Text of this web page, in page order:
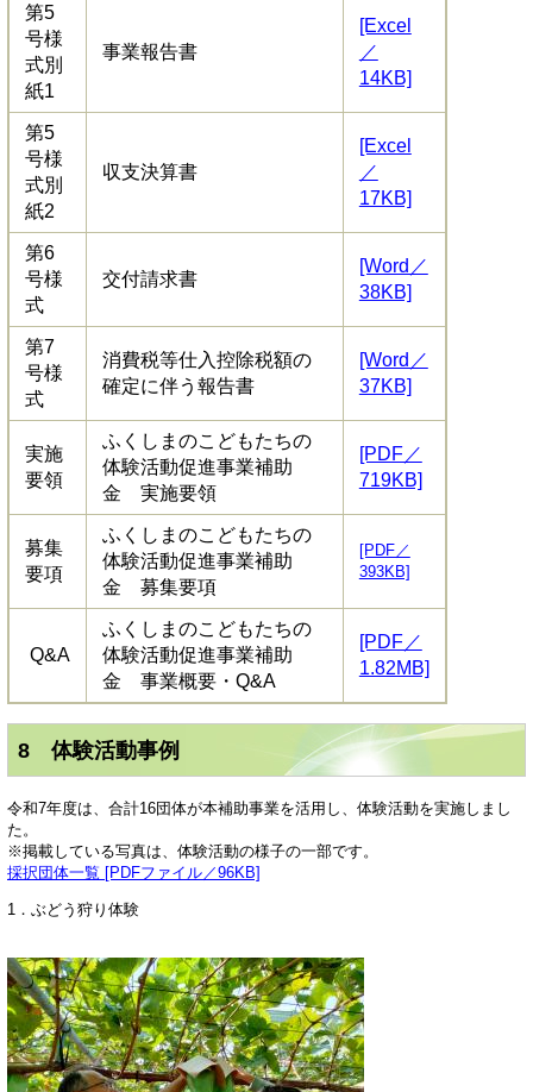
第5
号様
式別
紙1
事業報告書
[Excel
／
14KB]
第5
号様
式別
紙2
収支決算書
[Excel
／
17KB]
第6
号様
式
交付請求書
[Word／
38KB]
第7
号様
式
消費税等仕入控除税額の
確定に伴う報告書
[Word／
37KB]
実施
要領
ふくしまのこどもたちの
体験活動促進事業補助
金 実施要領
[PDF／
719KB]
募集
要項
ふくしまのこどもたちの
体験活動促進事業補助
金 募集要項
[PDF／
393KB]
Q&A
ふくしまのこどもたちの
体験活動促進事業補助
金 事業概要・Q&A
[PDF／
1.82MB]
8 体験活動事例
令和7年度は、合計16団体が本補助事業を活用し、体験活動を実施しまし
た。
※掲載している写真は、体験活動の様子の一部です。​
採択団体一覧 [PDFファイル／96KB]
1．ぶどう狩り体験